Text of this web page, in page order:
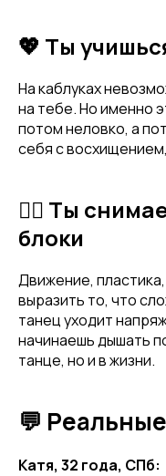
💖 Ты
На каблуках
на тебе. Но именно
потом неловко, а
себя с
🧘‍♀️ Ты
блоки
Движение,
выразить то, что
танец уходит
начинаешь дышать
танце, но и в жизни.
💬
Катя, 32 года, СПб: